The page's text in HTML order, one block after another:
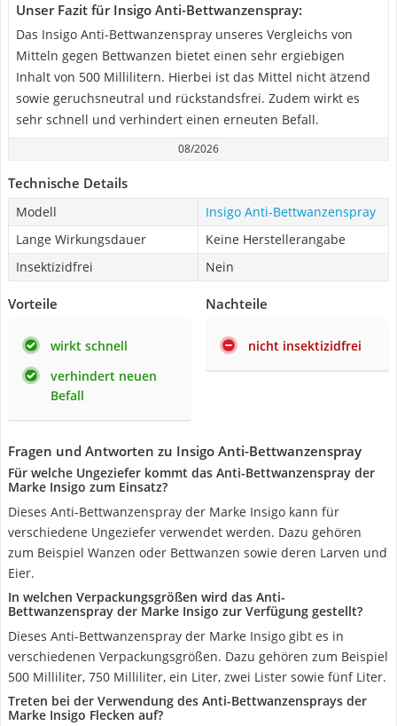
Unser Fazit für Insigo Anti-Bettwanzenspray:
Das Insigo Anti-Bettwanzenspray unseres Vergleichs von
Mitteln gegen Bettwanzen bietet einen sehr ergiebigen
Inhalt von 500 Millilitern. Hierbei ist das Mittel nicht ätzend
sowie geruchsneutral und rückstandsfrei. Zudem wirkt es
sehr schnell und verhindert einen erneuten Befall.
08/2026
Technische Details
Modell
Insigo Anti-Bettwanzenspray
Lange Wirkungsdauer
Keine Herstellerangabe
Insektizidfrei
Nein
Vorteile
wirkt schnell
verhindert neuen
Befall
Nachteile
nicht insektizidfrei
Fragen und Antworten zu Insigo Anti-Bettwanzenspray
Für welche Ungeziefer kommt das Anti-Bettwanzenspray der
Marke Insigo zum Einsatz?
Dieses Anti-Bettwanzenspray der Marke Insigo kann für
verschiedene Ungeziefer verwendet werden. Dazu gehören
zum Beispiel Wanzen oder Bettwanzen sowie deren Larven und
Eier.
In welchen Verpackungsgrößen wird das Anti-
Bettwanzenspray der Marke Insigo zur Verfügung gestellt?
Dieses Anti-Bettwanzenspray der Marke Insigo gibt es in
verschiedenen Verpackungsgrößen. Dazu gehören zum Beispiel
500 Milliliter, 750 Milliliter, ein Liter, zwei Lister sowie fünf Liter.
Treten bei der Verwendung des Anti-Bettwanzensprays der
Marke Insigo Flecken auf?